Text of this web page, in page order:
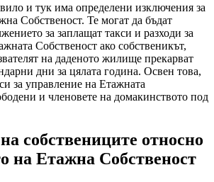
и тук има определени изключения за
Собственост. Те могат да бъдат
за заплащат такси и разходи за
Собственост ако собственикът,
на даденото жилище прекарват
дни за цялата година. Освен това,
за управление на Етажната
и членовете на домакинството под
собствениците относно
на Етажна Собственост